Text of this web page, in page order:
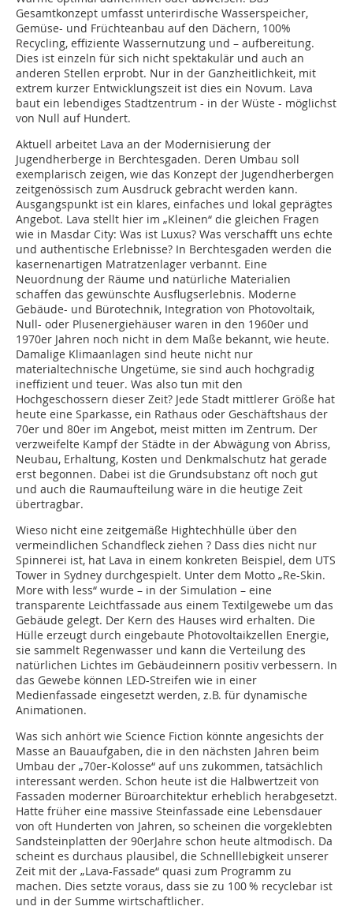
Gesamtkonzept umfasst unterirdische Wasserspeicher,
Gemüse- und Früchteanbau auf den Dächern, 100%
Recycling, effiziente Wassernutzung und – aufbereitung.
Dies ist einzeln für sich nicht spektakulär und auch an
anderen Stellen erprobt. Nur in der Ganzheitlichkeit, mit
extrem kurzer Entwicklungszeit ist dies ein Novum. Lava
baut ein lebendiges Stadtzentrum - in der Wüste - möglichst
von Null auf Hundert.
Aktuell arbeitet Lava an der Modernisierung der
Jugendherberge in Berchtesgaden. Deren Umbau soll
exemplarisch zeigen, wie das Konzept der Jugendherbergen
zeitgenössisch zum Ausdruck gebracht werden kann.
Ausgangspunkt ist ein klares, einfaches und lokal geprägtes
Angebot. Lava stellt hier im „Kleinen“ die gleichen Fragen
wie in Masdar City: Was ist Luxus? Was verschafft uns echte
und authentische Erlebnisse? In Berchtesgaden werden die
kasernenartigen Matratzenlager verbannt. Eine
Neuordnung der Räume und natürliche Materialien
schaffen das gewünschte Ausflugserlebnis. Moderne
Gebäude- und Bürotechnik, Integration von Photovoltaik,
Null- oder Plusenergiehäuser waren in den 1960er und
1970er Jahren noch nicht in dem Maße bekannt, wie heute.
Damalige Klimaanlagen sind heute nicht nur
materialtechnische Ungetüme, sie sind auch hochgradig
ineffizient und teuer. Was also tun mit den
Hochgeschossern dieser Zeit? Jede Stadt mittlerer Größe hat
heute eine Sparkasse, ein Rathaus oder Geschäftshaus der
70er und 80er im Angebot, meist mitten im Zentrum. Der
verzweifelte Kampf der Städte in der Abwägung von Abriss,
Neubau, Erhaltung, Kosten und Denkmalschutz hat gerade
erst begonnen. Dabei ist die Grund­substanz oft noch gut
und auch die Raumaufteilung wäre in die heutige Zeit
übertragbar.
Wieso nicht eine zeitgemäße Hightechhülle über den
vermeindlichen Schandfleck ziehen ? Dass dies nicht nur
Spinnerei ist, hat Lava in einem konkreten Beispiel, dem UTS
Tower in Sydney durchgespielt. Unter dem Motto „Re-Skin.
More with less“ wurde – in der Simulation – eine
transparente Leichtfassade aus einem Textilgewebe um das
Gebäude gelegt. Der Kern des Hauses wird erhalten. Die
Hülle erzeugt durch eingebaute Photovoltaikzellen Energie,
sie sammelt Regenwasser und kann die Verteilung des
natürlichen Lichtes im Gebäudeinnern positiv verbessern. In
das Gewebe können LED-Streifen wie in einer
Medienfassade eingesetzt werden, z.B. für dynamische
Animationen.
Was sich anhört wie Science Fiction könnte angesichts der
Masse an Bauaufgaben, die in den nächsten Jahren beim
Umbau der „70er-Kolosse“ auf uns zukommen, tatsächlich
inte­ressant werden. Schon heute ist die Halbwert­zeit von
Fassaden moderner Büroarchitektur erheblich herabgesetzt.
Hatte früher eine massive Steinfassade eine Lebensdauer
von oft Hunderten von Jahren, so scheinen die vorgeklebten
Sandsteinplatten der 90erJahre schon heute altmodisch. Da
scheint es durchaus plausibel, die Schnelllebigkeit unserer
Zeit mit der „Lava-Fassade“ quasi zum Programm zu
machen. Dies setzte voraus, dass sie zu 100 % recyclebar ist
und in der Summe wirtschaftlicher.